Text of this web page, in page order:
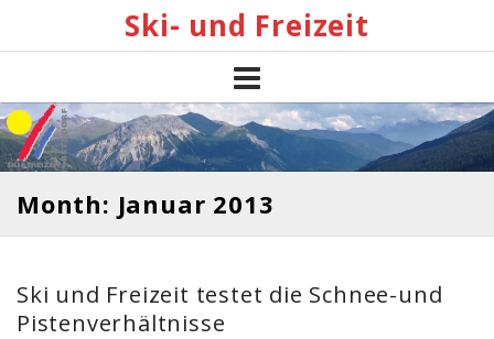
Ski- und Freizeit
Month: Januar 2013
Ski und Freizeit testet die Schnee-und
Pistenverhältnisse